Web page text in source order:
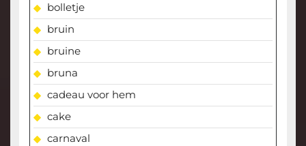
bolletje
bruin
bruine
bruna
cadeau voor hem
cake
carnaval